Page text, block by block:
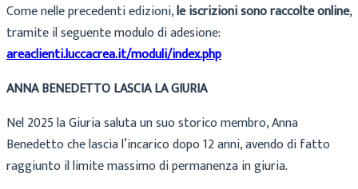
Come nelle precedenti edizioni,le iscrizioni sono raccolte online,
tramite il seguente modulo di adesione:
areaclienti.luccacrea.it/moduli/index.php
ANNA BENEDETTO LASCIA LA GIURIA
Nel 2025 la Giuria saluta un suo storico membro, Anna
Benedetto che lascia l’incarico dopo 12 anni, avendo di fatto
raggiunto il limite massimo di permanenza in giuria.